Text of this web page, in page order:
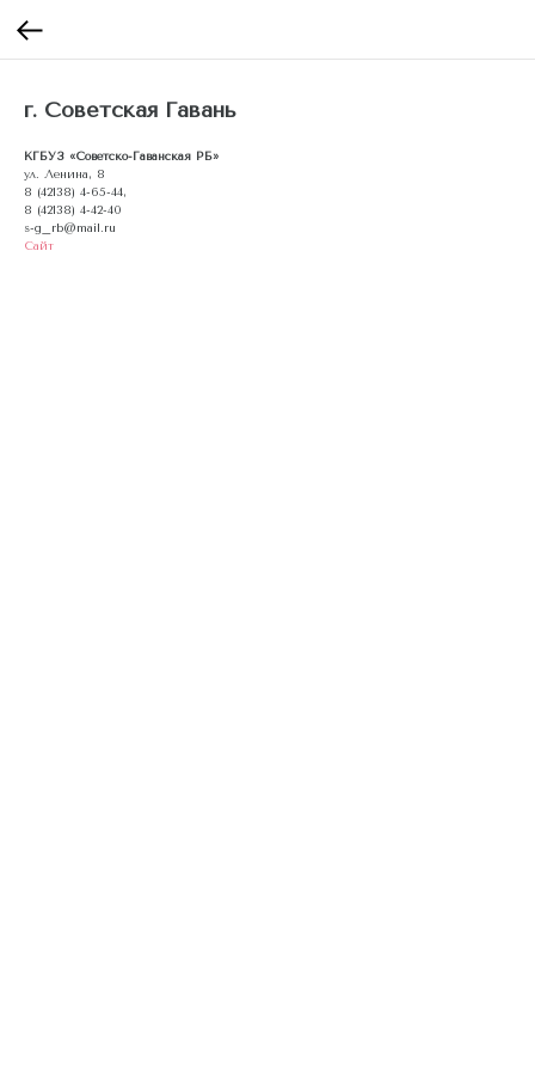
г. Советская Гавань
КГБУЗ «Советско-Гаванская РБ»
ул. Ленина, 8
8 (42138) 4-65-44,
8 (42138) 4-42-40
s-g_rb@mail.ru
Сайт